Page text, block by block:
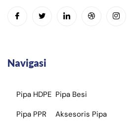
Navigasi
Pipa HDPE
Pipa PPR
Pipa Besi
Aksesoris Pipa